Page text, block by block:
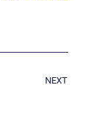
NEXT